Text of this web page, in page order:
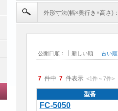
外形寸法(幅×奥行き×高さ)：
公開日順： 新しい順 古い順
7 件中 7 件表示 <1件～7件>
型番
FC-5050